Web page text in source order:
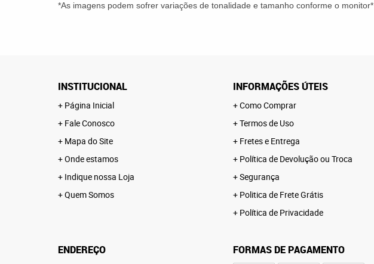
*As imagens podem sofrer variações de tonalidade e tamanho conforme o monitor*
INSTITUCIONAL
Página Inicial
Fale Conosco
Mapa do Site
Onde estamos
Indique nossa Loja
Quem Somos
INFORMAÇÕES ÚTEIS
Como Comprar
Termos de Uso
Fretes e Entrega
Política de Devolução ou Troca
Segurança
Politica de Frete Grátis
Política de Privacidade
ENDEREÇO FORMAS DE PAGAMENTO